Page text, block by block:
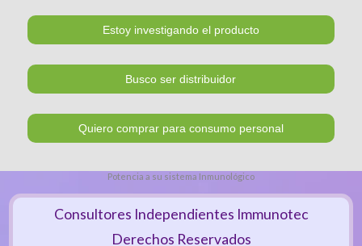
Potencia a su sistema Inmunológico
Consultores Independientes Immunotec
Derechos Reservados